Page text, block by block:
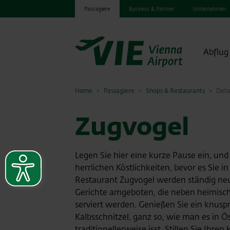
Passagiere Business & Partner Unternehmen
Home Passagiere Shops & Restaurants
Zugvogel
Legen Sie hier eine kurze Pause ein,
herrlichen Köstlichkeiten, bevor es Sie
Restaurant Zugvogel werden ständig
Gerichte amgeboten, die neben
serviert werden. Genießen Sie ein
Kalbsschnitzel, ganz so, wie man es in